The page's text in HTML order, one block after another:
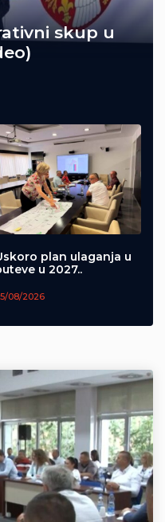
skup u
plan ulaganja u
u 2027..
08/2026